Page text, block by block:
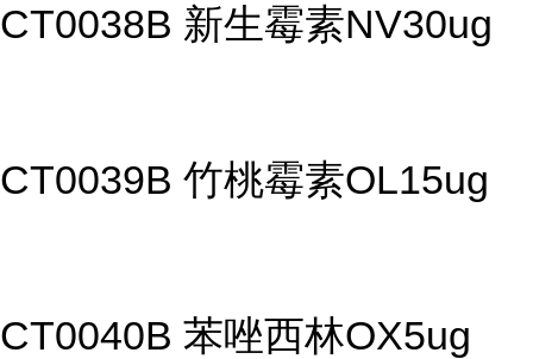
CT0038B 新生霉素NV30ug
CT0039B 竹桃霉素OL15ug
CT0040B 苯唑西林OX5ug